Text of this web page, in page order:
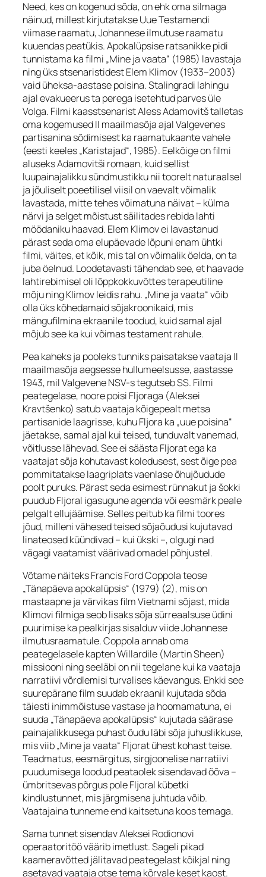
Need, kes on kogenud sõda, on ehk oma silmaga
näinud, millest kirjutatakse Uue Testamendi
viimase raamatu, Johannese ilmutuse raamatu
kuuendas peatükis. Apokalüpsise ratsanikke pidi
tunnistama ka filmi „Mine ja vaata“ (1985) lavastaja
ning üks stsenaristidest Elem Klimov (1933–2003)
vaid üheksa-aastase poisina. Stalingradi lahingu
ajal evakueerus ta perega isetehtud parves üle
Volga. Filmi kaasstsenarist Aless Adamovitš talletas
oma kogemused II maailmasõja ajal Valgevenes
partisanina sõdimisest ka raamatukaante vahele
(eesti keeles „Karistajad“, 1985). Eelkõige on filmi
aluseks Adamovitši romaan, kuid sellist
luupainajalikku sündmustikku nii toorelt naturaalsel
ja jõuliselt poeetilisel viisil on vaevalt võimalik
lavastada, mitte tehes võimatuna näivat – külma
närvi ja selget mõistust säilitades rebida lahti
möödaniku haavad. Elem Klimov ei lavastanud
pärast seda oma elupäevade lõpuni enam ühtki
filmi, väites, et kõik, mis tal on võimalik öelda, on ta
juba öelnud. Loodetavasti tähendab see, et haavade
lahtirebimisel oli lõppkokkuvõttes terapeutiline
mõju ning Klimov leidis rahu. „Mine ja vaata“ võib
olla üks kõhedamaid sõjakroonikaid, mis
mängufilmina ekraanile toodud, kuid samal ajal
mõjub see ka kui võimas testament rahule.
Pea kaheks ja pooleks tunniks paisatakse vaataja II
maailmasõja aegsesse hullumeelsusse, aastasse
1943, mil Valgevene NSV-s tegutseb SS. Filmi
peategelase, noore poisi Fljoraga (Aleksei
Kravtšenko) satub vaataja kõigepealt metsa
partisanide laagrisse, kuhu Fljora ka „uue poisina“
jäetakse, samal ajal kui teised, tunduvalt vanemad,
võitlusse lähevad. See ei säästa Fljorat ega ka
vaatajat sõja kohutavast koledusest, sest õige pea
pommitatakse laagriplats vaenlase õhujõudude
poolt puruks. Pärast seda esimest rünnakut ja šokki
puudub Fljoral igasugune agenda või eesmärk peale
pelgalt ellujäämise. Selles peitub ka filmi toores
jõud, milleni vähesed teised sõjaõudusi kujutavad
linateosed küündivad – kui ükski –, olgugi nad
vägagi vaatamist väärivad omadel põhjustel.
Võtame näiteks Francis Ford Coppola teose
„Tänapäeva apokalüpsis“ (1979) (2), mis on
mastaapne ja värvikas film Vietnami sõjast, mida
Klimovi filmiga seob lisaks sõja sürreaalsuse üdini
puurimise ka pealkirjas sisalduv viide Johannese
ilmutusraamatule. Coppola annab oma
peategelasele kapten Willardile (Martin Sheen)
missiooni ning seeläbi on nii tegelane kui ka vaataja
narratiivi võrdlemisi turvalises käevangus. Ehkki see
suurepärane film suudab ekraanil kujutada sõda
täiesti inimmõistuse vastase ja hoomamatuna, ei
suuda „Tänapäeva apokalüpsis“ kujutada säärase
painajalikkusega puhast õudu läbi sõja juhuslikkuse,
mis viib „Mine ja vaata“ Fljorat ühest kohast teise.
Teadmatus, eesmärgitus, sirgjoonelise narratiivi
puudumisega loodud peataolek sisendavad õõva –
ümbritsevas põrgus pole Fljoral kübetki
kindlustunnet, mis järgmisena juhtuda võib.
Vaatajaina tunneme end kaitsetuna koos temaga.
Sama tunnet sisendav Aleksei Rodionovi
operaatoritöö väärib imetlust. Sageli pikad
kaameravõtted jälitavad peategelast kõikjal ning
asetavad vaataja otse tema kõrvale keset kaost.